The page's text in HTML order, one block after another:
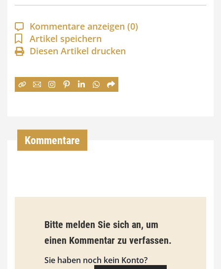
p
a
n
n
:
€
i
s
9
Kommentare anzeigen (0)
Artikel speichern
Diesen Artikel drucken
Kommentare
Bitte melden Sie sich an, um
einen Kommentar zu verfassen.
Sie haben noch kein Konto?